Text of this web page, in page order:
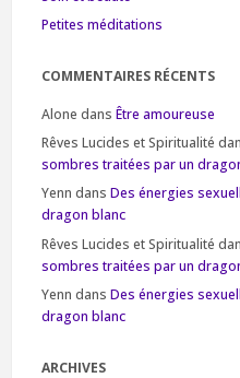
Petites méditations
COMMENTAIRES RÉCENTS
Alone dans Être amoureuse
Rêves Lucides et Spiritualité
sombres traitées par un
Yenn dans Des énergies
dragon blanc
Rêves Lucides et Spiritualité
sombres traitées par un
Yenn dans Des énergies
dragon blanc
ARCHIVES